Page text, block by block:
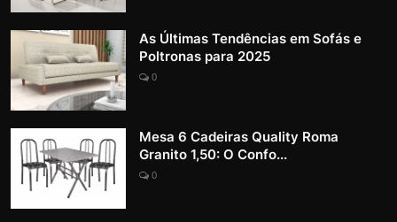
As Últimas Tendências em Sofás e
Poltronas para 2025
0
Mesa 6 Cadeiras Quality Roma
Granito 1,50: O Confo...
0